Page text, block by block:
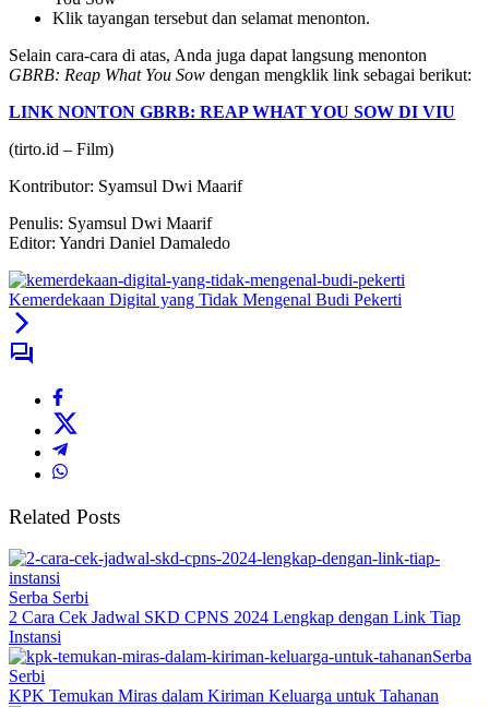
Klik tayangan tersebut dan selamat menonton.
Selain cara-cara di atas, Anda juga dapat langsung menonton
GBRB: Reap What You Sow dengan mengklik link sebagai berikut:
LINK NONTON GBRB: REAP WHAT YOU SOW DI VIU
(tirto.id – Film)
Kontributor: Syamsul Dwi Maarif
Penulis: Syamsul Dwi Maarif
Editor: Yandri Daniel Damaledo
Kemerdekaan Digital yang Tidak Mengenal Budi Pekerti
Related Posts
Serba Serbi
2 Cara Cek Jadwal SKD CPNS 2024 Lengkap dengan Link Tiap
Instansi
Serba
Serbi
KPK Temukan Miras dalam Kiriman Keluarga untuk Tahanan